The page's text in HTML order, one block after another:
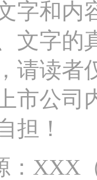
字和内
文字的
请读者
市公司
担！
：XXX